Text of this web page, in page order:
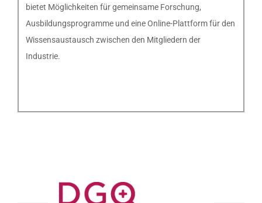
bietet Möglichkeiten für gemeinsame Forschung,
Ausbildungsprogramme und eine Online-Plattform für den
Wissensaustausch zwischen den Mitgliedern der
Industrie.